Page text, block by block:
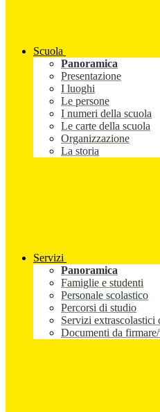
Scuola
Panoramica
Presentazione
I luoghi
Le persone
I numeri della scuola
Le carte della scuola
Organizzazione
La storia
Servizi
Panoramica
Famiglie e studenti
Personale scolastico
Percorsi di studio
Servizi extrascolastici
Documenti da